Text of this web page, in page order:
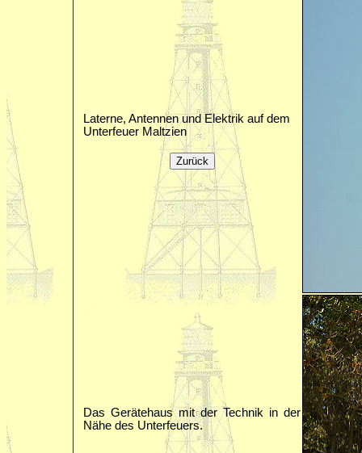
Laterne, Antennen und Elektrik auf dem
Unterfeuer Maltzien
Das Gerätehaus mit der Technik in der
Nähe des Unterfeuers.